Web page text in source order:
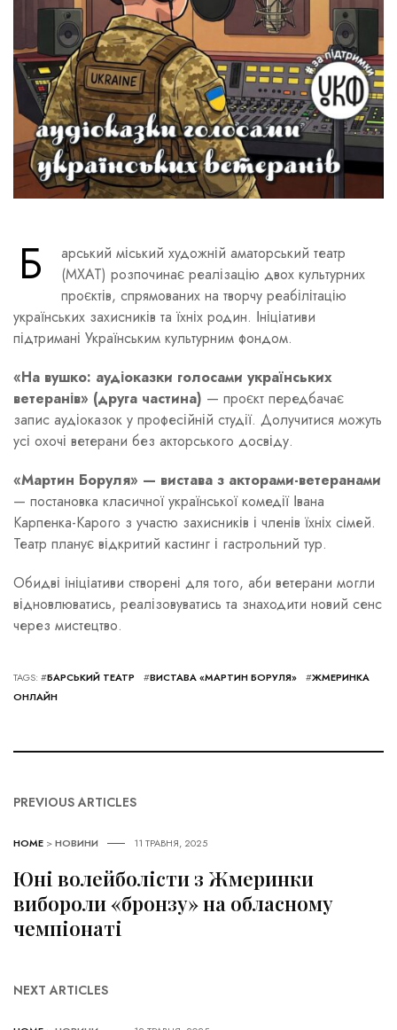
Б
арський міський художній аматорський театр
(МХАТ) розпочинає реалізацію двох культурних
проєктів, спрямованих на творчу реабілітацію
українських захисників та їхніх родин. Ініціативи
підтримані Українським культурним фондом.
«На вушко: аудіоказки голосами українських
ветеранів» (друга частина) — проєкт передбачає
запис аудіоказок у професійній студії. Долучитися можуть
усі охочі ветерани без акторського досвіду.
«Мартин Боруля» — вистава з акторами-ветеранами
— постановка класичної української комедії Івана
Карпенка-Карого з участю захисників і членів їхніх сімей.
Театр планує відкритий кастинг і гастрольний тур.
Обидві ініціативи створені для того, аби ветерани могли
відновлюватись, реалізовуватись та знаходити новий сенс
через мистецтво.
TAGS: #БАРСЬКИЙ ТЕАТР #ВИСТАВА «МАРТИН БОРУЛЯ» #ЖМЕРИНКА
ОНЛАЙН
PREVIOUS ARTICLES
HOME >НОВИНИ 11 ТРАВНЯ, 2025
Юні волейболісти з Жмеринки
вибороли «бронзу» на обласному
чемпіонаті
NEXT ARTICLES